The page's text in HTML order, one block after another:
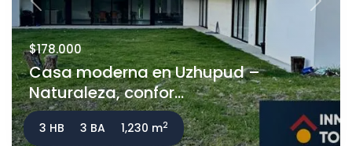
Previous Next
$178.000
Casa moderna en Uzhupud –
Naturaleza, confor...
3 HB 3 BA 1,230 m2